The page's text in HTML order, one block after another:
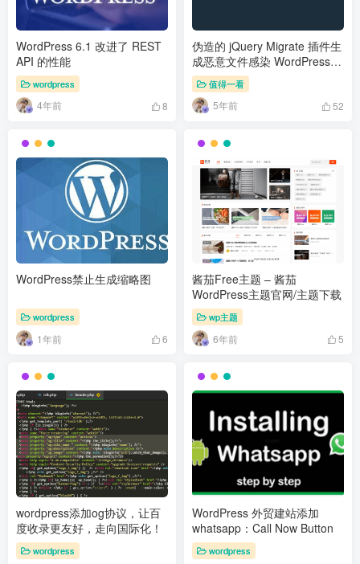
WordPress 6.1 改进了 REST
API 的性能
wordpress
4年前 8
伪造的 jQuery Migrate 插件生
成恶意文件感染 WordPress
网站值得一看
5年前 52
WordPress禁止生成缩略图
wordpress
1年前 6
酱茄Free主题 – 酱茄
WordPress主题官网/主题下载
wp主题
6年前 5
wordpress添加og协议，让百
度收录更友好，走向国际化！
wordpress
WordPress 外贸建站添加
whatsapp：Call Now Button
wordpress